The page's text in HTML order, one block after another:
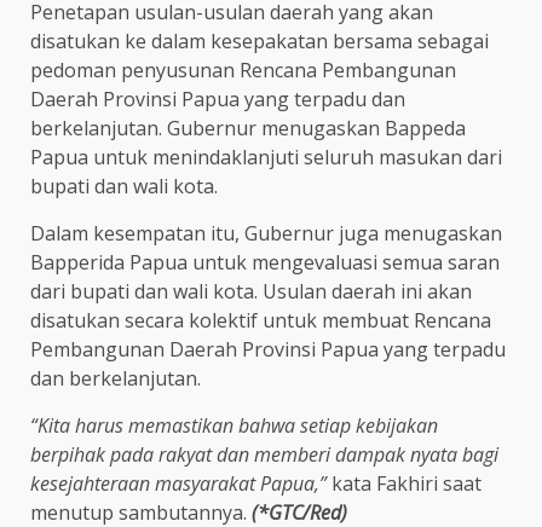
Penetapan usulan-usulan daerah yang akan
disatukan ke dalam kesepakatan bersama sebagai
pedoman penyusunan Rencana Pembangunan
Daerah Provinsi Papua yang terpadu dan
berkelanjutan. Gubernur menugaskan Bappeda
Papua untuk menindaklanjuti seluruh masukan dari
bupati dan wali kota.
Dalam kesempatan itu, Gubernur juga menugaskan
Bapperida Papua untuk mengevaluasi semua saran
dari bupati dan wali kota. Usulan daerah ini akan
disatukan secara kolektif untuk membuat Rencana
Pembangunan Daerah Provinsi Papua yang terpadu
dan berkelanjutan.
“Kita harus memastikan bahwa setiap kebijakan
berpihak pada rakyat dan memberi dampak nyata bagi
kesejahteraan masyarakat Papua,”kata Fakhiri saat
menutup sambutannya. (*GTC/Red)